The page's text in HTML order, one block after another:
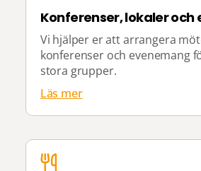
Konferenser, lokaler och
Vi hjälper er att arrangera
konferenser och evenemang
stora grupper.
Läs mer